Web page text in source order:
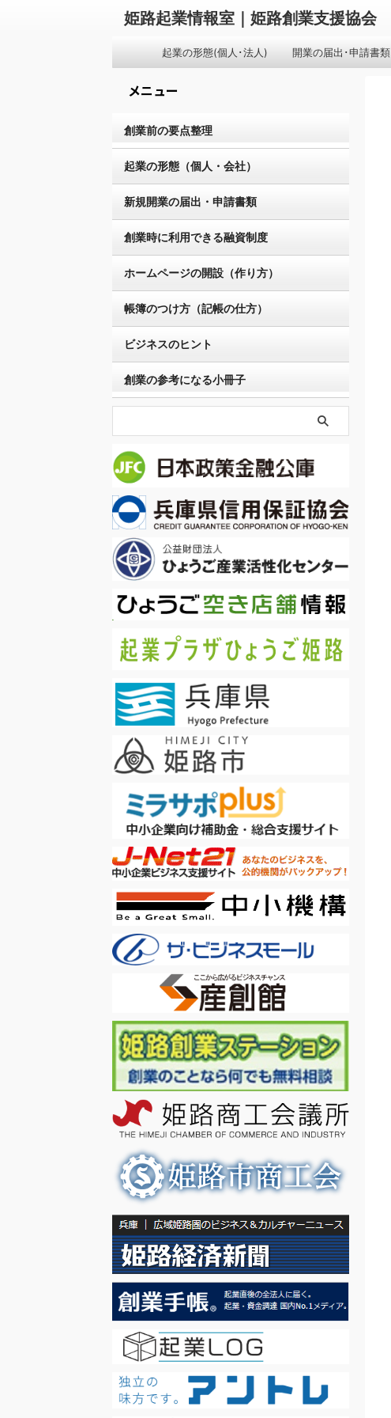
姫路起業情報室｜姫路創業支援協会
起業の形態(個人･法人) 開業の届出･申請書類
メニュー
創業前の要点整理
起業の形態（個人・会社）
新規開業の届出・申請書類
創業時に利用できる融資制度
ホームページの開設（作り方）
帳簿のつけ方（記帳の仕方）
ビジネスのヒント
創業の参考になる小冊子